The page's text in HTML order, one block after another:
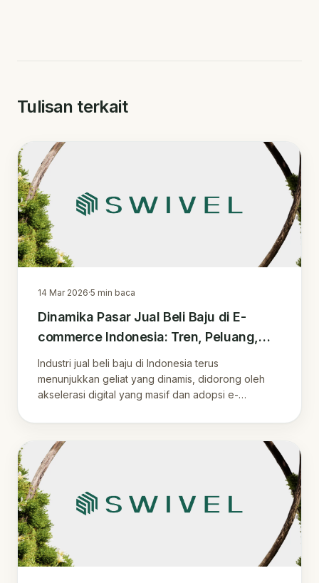
Tulisan terkait
14 Mar 2026·5 min baca
Dinamika Pasar Jual Beli Baju di E-
commerce Indonesia: Tren, Peluang,
dan Inovasi
Industri jual beli baju di Indonesia terus
menunjukkan geliat yang dinamis, didorong oleh
akselerasi digital yang masif dan adopsi e-